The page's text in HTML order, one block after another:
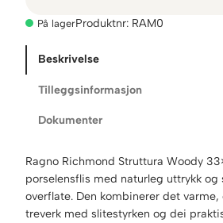
På lagerProduktnr: RAM0
Beskrivelse
Tilleggsinformasjon
Dokumenter
Ragno Richmond Struttura Woody
porselensflis med naturleg uttrykk og
overflate. Den kombinerer det
treverk med slitestyrken og dei